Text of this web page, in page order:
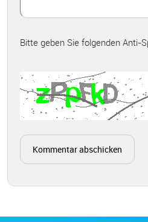
Bitte geben Sie folgenden Anti-